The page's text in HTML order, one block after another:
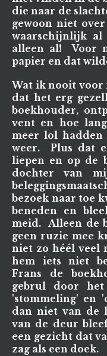
die naar de
gewoon niet
waarschijnlijk al
alleen al! Voor
papier en dat
Wat ik nooit voor
dat het erg
boekhouder,
vent en hoe
meer lol
weer. Plus dat
liepen en op de
dochter van
bezoek naar toe
beneden en
meid. Alleen de
geen ruzie mee
niet zo héél veel
hem iets niet
Frans de
gebrul door
'stommeling' en
dan niet van de
van de deur
een gezicht dat
zag als een doek.